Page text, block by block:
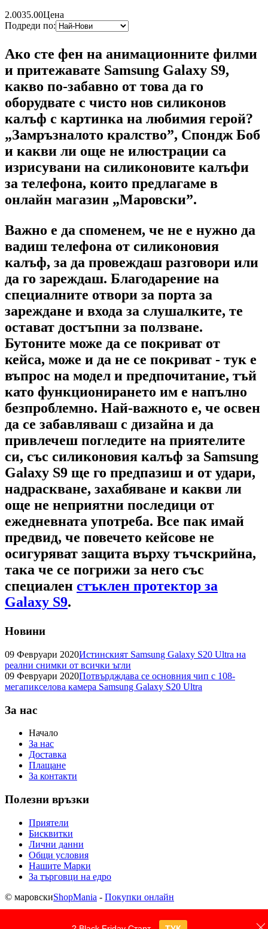
2.0035.00Цена
Подреди по:
Ако сте фен на анимационните филми
и притежавате Samsung Galaxy S9,
какво по-забавно от това да го
оборудвате с чисто нов силиконов
калъф с картинка на любимия герой?
„Замръзналото кралство”, Спондж Боб
и какви ли още не илюстрации са
изрисувани на силиконовите калъфи
за телефона, които предлагаме в
онлайн магазин „Маровски”.
Важно е да споменем, че не е нужно да
вадиш телефона от силиконовия
калъф, за да провеждаш разговори или
да го зареждаш. Благодарение на
специалните отвори за порта за
зареждане и входа за слушалките, те
остават достъпни за ползване.
Бутоните може да се покриват от
кейса, може и да не се покриват - тук е
въпрос на модел и предпочитание, тъй
като функционирането им е напълно
безпроблемно. Най-важното е, че освен
да се забавляваш с дизайна и да
привлечеш погледите на приятелите
си, със силиконовия калъф за Samsung
Galaxy S9 ще го предпазиш и от удари,
надраскване, захабяване и какви ли
още не неприятни последици от
ежедневната употреба. Все пак имай
предвид, че повечето кейсове не
осигуряват защита върху тъчскрийна,
така че се погрижи за него със
специален стъклен протектор за
Galaxy S9.
Новини
09 Февруари 2020Истинският Samsung Galaxy S20 Ultra на
реални снимки от всички ъгли
09 Февруари 2020Потвърдждава се основния чип с 108-
мегапикселова камера Samsung Galaxy S20 Ultra
За нас
Начало
За нас
Доставка
Плащане
За контакти
Полезни връзки
Приятели
Бисквитки
Лични данни
Общи условия
Нашите Марки
За търговци на едро
© маровскиShopMania - Покупки онлайн